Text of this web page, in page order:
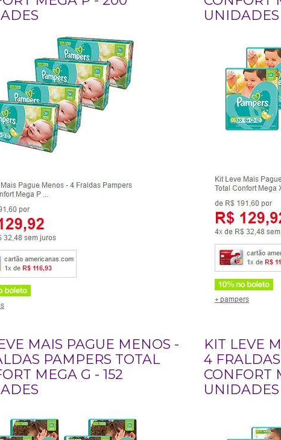
MAIS PAGUE MENOS -
PAMPERS TOTAL
MEGA G - 152
UNIDADES
KIT LEVE
4
CONFORT
UNIDADES